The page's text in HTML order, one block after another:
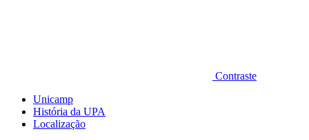
Contraste
Unicamp
História da UPA
Localização